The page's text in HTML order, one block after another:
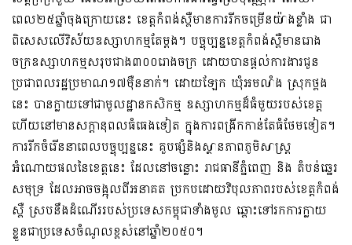
ពេល២៥ឆ្នាំចុងក្រោយនេះ ខេត្តកំពង់ស្ពឺមានការរីកចម្រើនយ៉ាងខ្លាំង ជា
ពិសេសលើវិស័យឧស្សាហកម្មតែម្តង។ បច្ចុប្បន្នខេត្តកំពង់ស្ពឺមានរោង
ចក្រឧស្សាហកម្មសរុបជាង៣០០រោងចក្រ ដោយបានផ្តល់ការងារជូន
ប្រជាពលរដ្ឋប្រមាណ១៧ម៉ឺននាក់។ ដោយឡែក ឃុំអមលាំង ស្រុកថ្ពង
នេះ បានក្លាយទៅជាមូលដ្ឋានកសិកម្ម ឧស្សាហកម្មដ៏ធំមួយរបស់ខេត្ត
ហើយនៅមានសក្តានុពលធំធេងទៀត ក្នុងការពង្រីកកាន់តែធំថែមទៀត។
ការរីកចំរើននាពេលបច្ចុប្បន្ននេះ គួបផ្សំនិងស្ថានភាពភូមិសាស្ត្រ
អំណោយផលនៃខេត្តនេះ ដែលនៅចន្លោះ រាជធានីភ្នំពេញ និង តំបន់ឆ្នេរ
សមុទ្រ ដែលអាចចង្អុលពីអនាគត ប្រកបដោយវិបុលភាពរបស់ខេត្តកំពង់
ស្ពឺ ស្របនឹងដំណើររបស់ប្រទេសកម្ពុជាទាំងមូល ឆ្ពោះទៅរកការក្លាយ
ខ្លួនជាប្រទេសចំណូលខ្ពស់នៅឆ្នាំ២០៥០។